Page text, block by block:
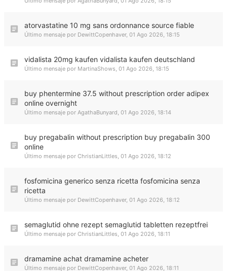
atorvastatine 10 mg sans ordonnance source fiable
Último mensaje por DewittCopenhaver, 01 Ago 2026, 18:15
vidalista 20mg kaufen vidalista kaufen deutschland
Último mensaje por MartinaShows, 01 Ago 2026, 18:15
buy phentermine 37.5 without prescription order adipex
online overnight
Último mensaje por AgathaBunyard, 01 Ago 2026, 18:14
buy pregabalin without prescription buy pregabalin 300
online
Último mensaje por ChristianLittles, 01 Ago 2026, 18:12
fosfomicina generico senza ricetta fosfomicina senza
ricetta
Último mensaje por DewittCopenhaver, 01 Ago 2026, 18:12
semaglutid ohne rezept semaglutid tabletten rezeptfrei
Último mensaje por ChristianLittles, 01 Ago 2026, 18:11
dramamine achat dramamine acheter
Último mensaje por DewittCopenhaver, 01 Ago 2026, 18:11